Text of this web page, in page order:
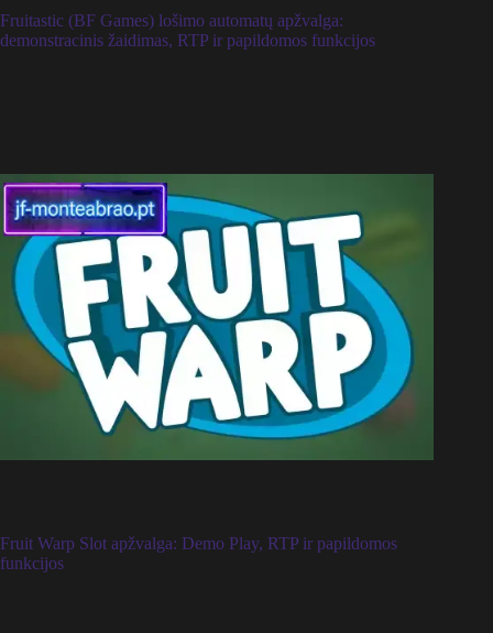
Fruitastic (BF Games) lošimo automatų apžvalga:
demonstracinis žaidimas, RTP ir papildomos funkcijos
Fruit Warp Slot apžvalga: Demo Play, RTP ir papildomos
funkcijos